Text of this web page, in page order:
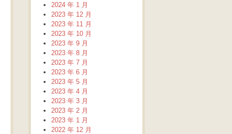
2024 年 1 月
2023 年 12 月
2023 年 11 月
2023 年 10 月
2023 年 9 月
2023 年 8 月
2023 年 7 月
2023 年 6 月
2023 年 5 月
2023 年 4 月
2023 年 3 月
2023 年 2 月
2023 年 1 月
2022 年 12 月